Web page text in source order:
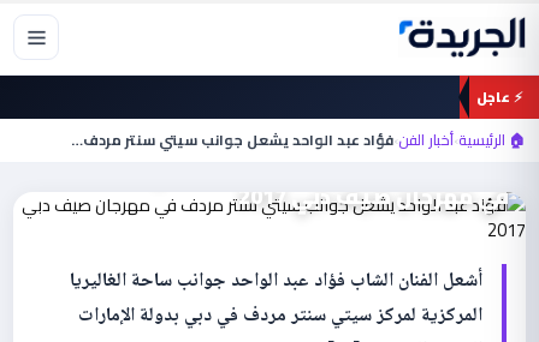
تخطي
المحتوى
⚡ عاجل
🏠 الرئيسية›أخبار الفن›فؤاد عبد الواحد يشعل جوانب سيتي سنتر مردف…
أخبار الفن
في مهرجان صيف دبي 2017
أشعل الفنان الشاب فؤاد عبد الواحد جوانب ساحة الغاليريا
المركزية لمركز سيتي سنتر مردف في دبي بدولة الإمارات